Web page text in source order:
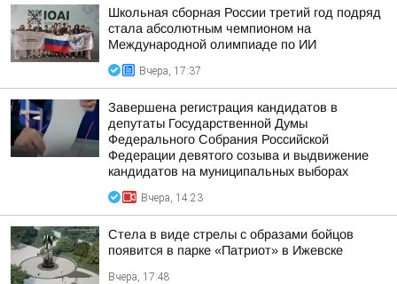
Школьная сборная России третий год подряд
стала абсолютным чемпионом на
Международной олимпиаде по ИИ
Вчера, 17:37
Завершена регистрация кандидатов в
депутаты Государственной Думы
Федерального Собрания Российской
Федерации девятого созыва и выдвижение
кандидатов на муниципальных выборах
Вчера, 14:23
Стела в виде стрелы с образами бойцов
появится в парке «Патриот» в Ижевске
Вчера, 17:48